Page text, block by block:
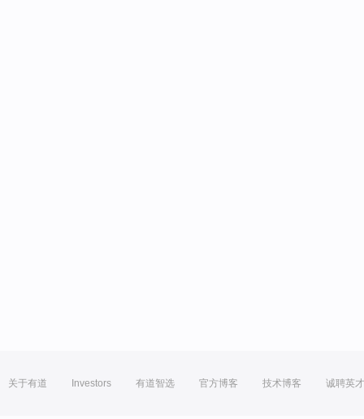
关于有道 Investors 有道智选 官方博客 技术博客 诚聘英才